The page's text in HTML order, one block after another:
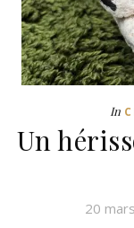
In
Un
20